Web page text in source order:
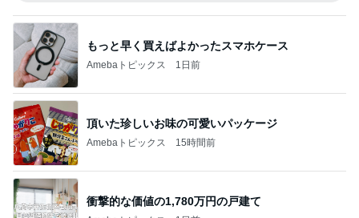
頂いた珍しいお味の可愛いパッケージ
Amebaトピックス 15時間前
衝撃的な価値の1,780万円の戸建て
Amebaトピックス 1日前